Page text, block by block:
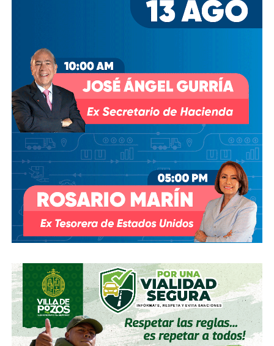
Arrancó la carrera, todos la van perdiendo |